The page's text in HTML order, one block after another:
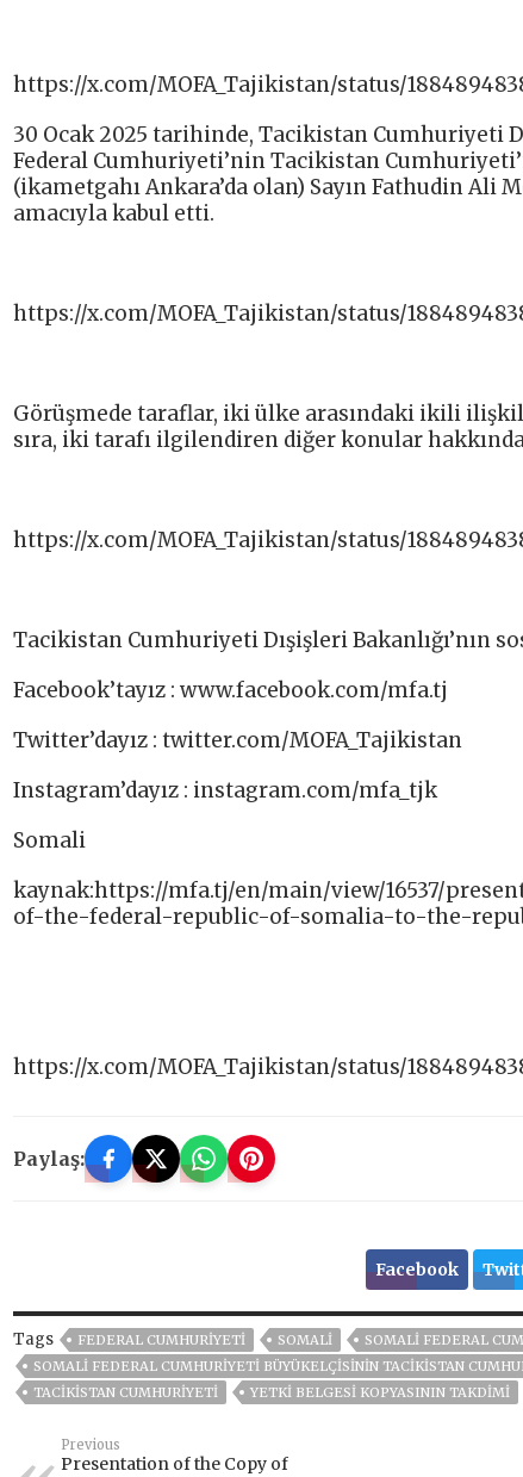
https://x.com/MOFA_Tajikistan/status/
30 Ocak 2025 tarihinde, Tacikistan Cumhuriyeti
Federal Cumhuriyeti’nin Tacikistan
(ikametgahı Ankara’da olan) Sayın Fathudin
amacıyla kabul etti.
https://x.com/MOFA_Tajikistan/status/
Görüşmede taraflar, iki ülke arasındaki ikili
sıra, iki tarafı ilgilendiren diğer konular
https://x.com/MOFA_Tajikistan/status/
Tacikistan Cumhuriyeti Dışişleri Bakanlığı’nın
Facebook’tayız : www.facebook.com/mfa.tj​
Twitter’dayız : twitter.com/MOFA_Tajikistan​
Instagram’dayız : instagram.com/mfa_tjk​
Somali
kaynak:https://mfa.tj/en/main/view/16537/
of-the-federal-republic-of-somalia-to-the-
https://x.com/MOFA_Tajikistan/status/
Paylaş:
Facebook
Tags FEDERAL CUMHURIYETI SOMALİ SOMALI FEDERAL
SOMALI FEDERAL CUMHURIYETI BÜYÜKELÇISININ TACIKISTAN
TACIKISTAN CUMHURIYETI
YETKI BELGESI KOPYASININ TAKDIMI
Previous
Presentation of the Copy of